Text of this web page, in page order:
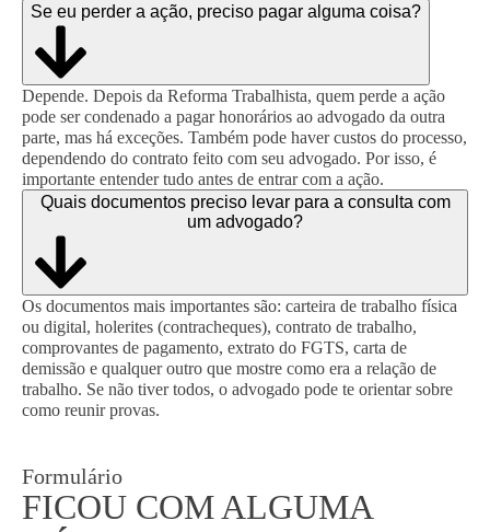
Se eu perder a ação, preciso pagar alguma coisa?
Depende. Depois da Reforma Trabalhista, quem perde a ação
pode ser condenado a pagar honorários ao advogado da outra
parte, mas há exceções. Também pode haver custos do processo,
dependendo do contrato feito com seu advogado. Por isso, é
importante entender tudo antes de entrar com a ação.
Quais documentos preciso levar para a consulta com
um advogado?
Os documentos mais importantes são: carteira de trabalho física
ou digital, holerites (contracheques), contrato de trabalho,
comprovantes de pagamento, extrato do FGTS, carta de
demissão e qualquer outro que mostre como era a relação de
trabalho. Se não tiver todos, o advogado pode te orientar sobre
como reunir provas.
Formulário
FICOU COM ALGUMA